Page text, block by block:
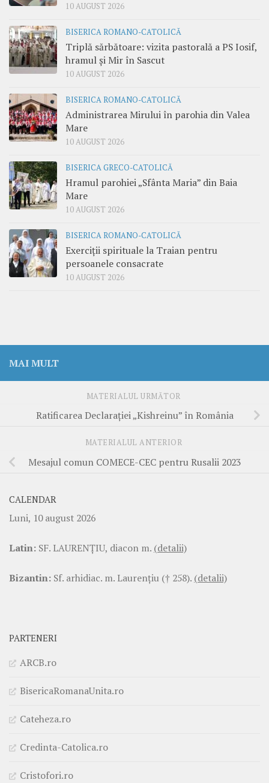
10 AUGUST 2026
BISERICA ROMANO-CATOLICĂ
Triplă sărbătoare: vizita pastorală a PS Iosif,
hramul și Mir în Sascut
10 AUGUST 2026
BISERICA ROMANO-CATOLICĂ
Administrarea Mirului în parohia din Valea
Mare
10 AUGUST 2026
BISERICA GRECO-CATOLICĂ
Hramul parohiei „Sfânta Maria” din Baia
Mare
10 AUGUST 2026
BISERICA ROMANO-CATOLICĂ
Exerciții spirituale la Traian pentru
persoanele consacrate
10 AUGUST 2026
MAI MULT
MATERIALUL URMĂTOR
Ratificarea Declarației „Kishreinu” în România
MATERIALUL ANTERIOR
Mesajul comun COMECE-CEC pentru Rusalii 2023
CALENDAR
Luni, 10 august 2026
Latin: SF. LAURENŢIU, diacon m. (detalii)
Bizantin: Sf. arhidiac. m. Laurenţiu († 258). (detalii)
PARTENERI
ARCB.ro
BisericaRomanaUnita.ro
Cateheza.ro
Credinta-Catolica.ro
Cristofori.ro